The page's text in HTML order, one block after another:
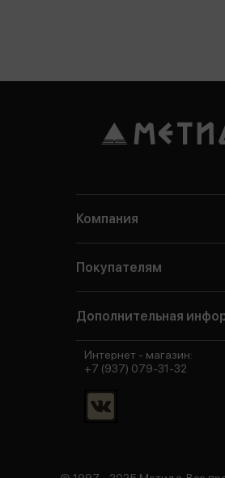
Компания
Покупателям
Дополнительная
Интернет - магазин:
+7 (937) 079-31-32